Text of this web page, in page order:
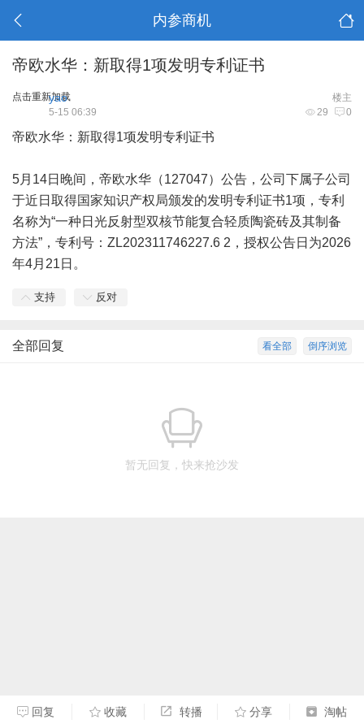
内参商机
帝欧水华：新取得1项发明专利证书
点击重新加载 楼主
yao
29 0
5-15 06:39
帝欧水华：新取得1项发明专利证书
5月14日晚间，帝欧水华（127047）公告，公司下属子公司
于近日取得国家知识产权局颁发的发明专利证书1项，专利
名称为“一种日光反射型双核节能复合轻质陶瓷砖及其制备
方法”，专利号：ZL202311746227.6 2，授权公告日为2026
年4月21日。
支持 反对
倒序浏览
看全部
全部回复
暂无回复，快来抢沙发
回复 收藏 转播 分享 淘帖